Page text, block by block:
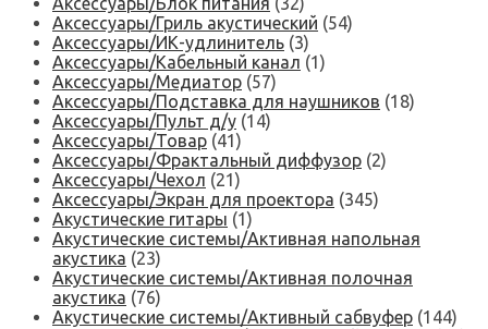
Аксессуары/Гриль акустический (54)
Аксессуары/ИК-удлинитель (3)
Аксессуары/Кабельный канал (1)
Аксессуары/Медиатор (57)
Аксессуары/Подставка для наушников (18)
Аксессуары/Пульт д/у (14)
Аксессуары/Товар (41)
Аксессуары/Фрактальный диффузор (2)
Аксессуары/Чехол (21)
Аксессуары/Экран для проектора (345)
Акустические гитары (1)
Акустические системы/Активная напольная
акустика (23)
Акустические системы/Активная полочная
акустика (76)
Акустические системы/Активный сабвуфер (144)